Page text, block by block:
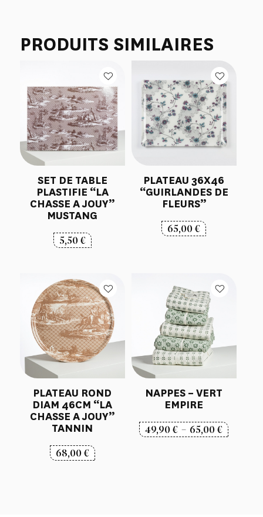
PRODUITS SIMILAIRES
SET DE TABLE
PLASTIFIE “LA
CHASSE A JOUY”
MUSTANG
5,50€
PLATEAU 36X46
“GUIRLANDES DE
FLEURS”
65,00€
PLATEAU ROND
DIAM 46CM “LA
CHASSE A JOUY”
TANNIN
68,00€
NAPPES – VERT
EMPIRE
49,90€ – 65,00€Plage